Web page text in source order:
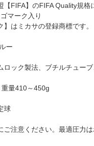
【FIFA】のFIFA Quality規格
マーク入り
はミカサの登録商標です。
ー
ロック製法、ブチルチュー
量410～450g
球
ご注意ください。最適圧力